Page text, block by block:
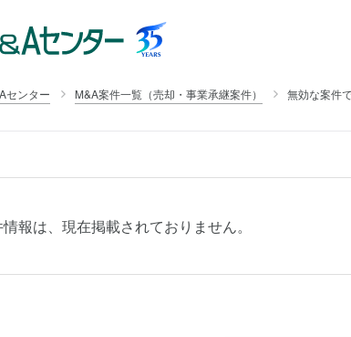
センター M&A案件一覧（売却・事業承継案件） 無効な案件
報は、現在掲載されておりません。